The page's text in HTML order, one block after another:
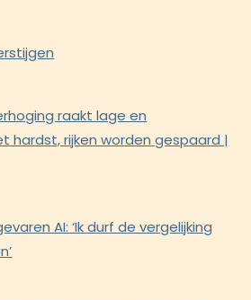
raakt lage en
hardst, rijken worden gespaard |
AI: ‘Ik durf de vergelijking